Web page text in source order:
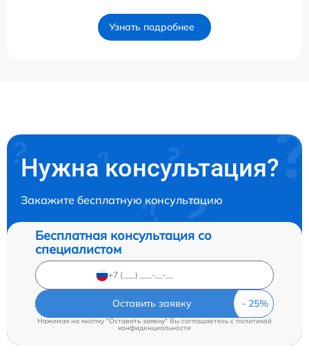
Узнать подробнее
Нужна консультация?
Закажите бесплатную консультацию
Бесплатная консультация со
специалистом
Оставить заявку
Нажимая на кнопку "Оставить заявку" Вы соглашаетесь cполитикой
конфиденциальности